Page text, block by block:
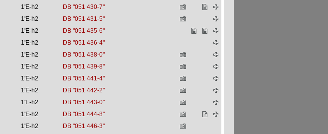
1'E-h2
DB "051 430-7"
1'E-h2
DB "051 431-5"
1'E-h2
DB "051 435-6"
1'E-h2
DB "051 436-4"
1'E-h2
DB "051 438-0"
1'E-h2
DB "051 439-8"
1'E-h2
DB "051 441-4"
1'E-h2
DB "051 442-2"
1'E-h2
DB "051 443-0"
1'E-h2
DB "051 444-8"
1'E-h2
DB "051 446-3"